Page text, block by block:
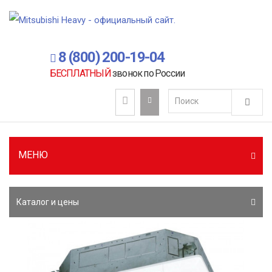
8 (800) 200-19-04
БЕСПЛАТНЫЙзвонок по России
МЕНЮ
Каталог и цены